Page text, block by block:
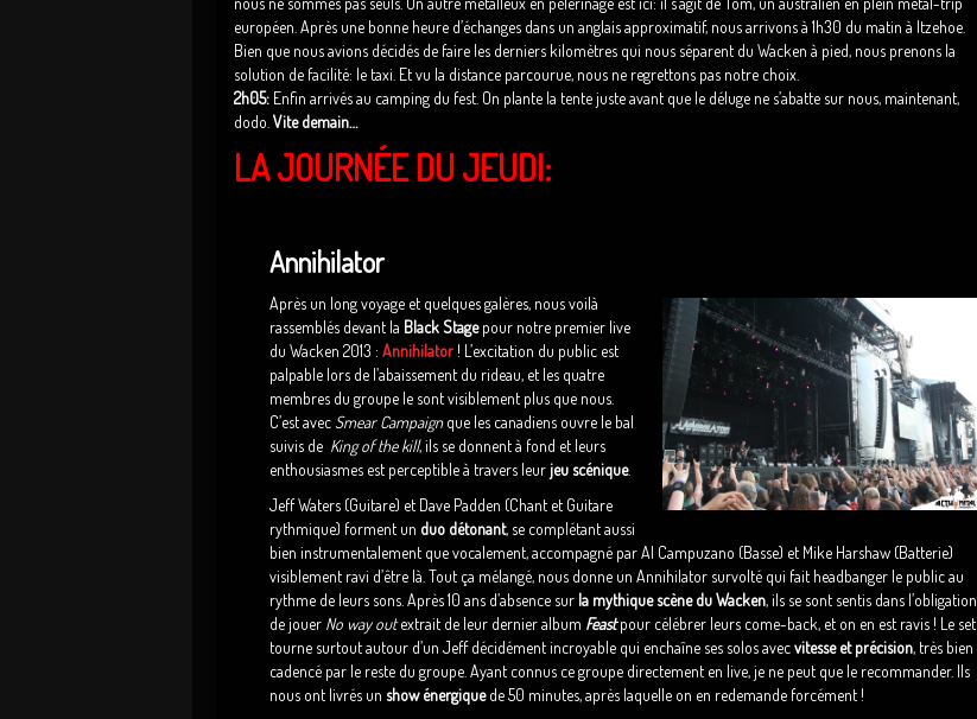
européen. Après une bonne heure d’échanges dans un anglais approximatif, nous arrivons à 1h30 du matin à Itzehoe.
Bien que nous avions décidés de faire les derniers kilomètres qui nous séparent du Wacken à pied, nous prenons la
solution de facilité: le taxi. Et vu la distance parcourue, nous ne regrettons pas notre choix.
2h05: Enfin arrivés au camping du fest. On plante la tente juste avant que le déluge ne s’abatte sur nous, maintenant,
dodo. Vite demain…
LA JOURNÉE DU JEUDI:
Annihilator
Après un long voyage et quelques galères, nous voilà
rassemblés devant la Black Stagepour notre premier live
du Wacken 2013 : Annihilator ! L’excitation du public est
palpable lors de l’abaissement du rideau, et les quatre
membres du groupe le sont visiblement plus que nous.
C’est avec Smear Campaignque les canadiens ouvre le bal
suivis de King of the kill, ils se donnent à fond et leurs
enthousiasmes est perceptible à travers leurjeu scénique.
Jeff Waters (Guitare) et Dave Padden (Chant et Guitare
rythmique) forment un duo détonant, se complétant aussi
bien instrumentalement que vocalement, accompagné par Al Campuzano (Basse) et Mike Harshaw (Batterie)
visiblement ravi d’être là. Tout ça mélangé, nous donne un Annihilator survolté qui fait headbanger le public au
rythme de leurs sons. Après 10 ans d’absence sur la mythique scène du Wacken, ils se sont sentis dans l’obligation
de jouer No way outextrait de leur dernier album Feastpour célébrer leurs come-back, et on en est ravis ! Le set
tourne surtout autour d’un Jeff décidément incroyable qui enchaîne ses solos avecvitesse et précision, très bien
cadencé par le reste du groupe. Ayant connus ce groupe directement en live, je ne peut que le recommander. Ils
nous ont livrés un show énergiquede 50 minutes, après laquelle on en redemande forcément !